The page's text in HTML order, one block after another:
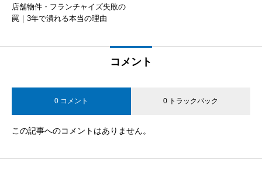
店舗物件・フランチャイズ失敗の
罠｜3年で潰れる本当の理由
コメント
0 コメント 0 トラックバック
この記事へのコメントはありません。